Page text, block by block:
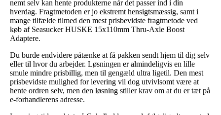
nemt selv kan hente produkterne når det passer ind i din
hverdag. Fragtmetoden er jo ekstremt hensigtsmæssig, samt i
mange tilfælde tilmed den mest prisbevidste fragtmetode ved
køb af Seasucker HUSKE 15x110mm Thru-Axle Boost
Adaptere.
Du burde endvidere påtænke at få pakken sendt hjem til dig selv
eller til hvor du arbejder. Løsningen er almindeligvis en lille
smule mindre prisbillig, men til gengæld ultra ligetil. Den mest
prisbevidste mulighed for levering vil dog utvivlsomt være at
hente ordren selv, men den løsning stiller krav om at du er tæt på
e-forhandlerens adresse.